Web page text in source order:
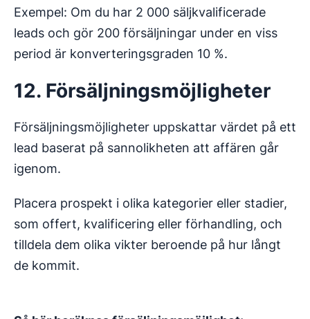
Exempel: Om du har 2 000 säljkvalificerade
leads och gör 200 försäljningar under en viss
period är konverteringsgraden 10 %.
12. Försäljningsmöjligheter
Försäljningsmöjligheter uppskattar värdet på ett
lead baserat på sannolikheten att affären går
igenom.
Placera prospekt i olika kategorier eller stadier,
som offert, kvalificering eller förhandling, och
tilldela dem olika vikter beroende på hur långt
de kommit.